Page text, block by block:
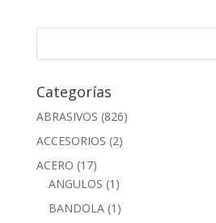
Categorías
ABRASIVOS (826)
ACCESORIOS (2)
ACERO (17)
ANGULOS (1)
BANDOLA (1)